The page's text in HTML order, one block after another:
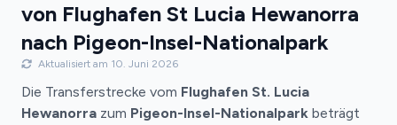
von Flughafen St Lucia Hewanorra
nach Pigeon-Insel-Nationalpark
Aktualisiert am 10. Juni 2026
Die Transferstrecke vom Flughafen St. Lucia
Hewanorra zum Pigeon-Insel-Nationalpark beträgt